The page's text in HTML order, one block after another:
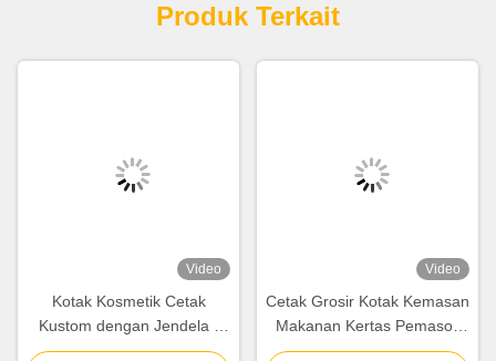
Produk Terkait
Video
Kotak Kosmetik Cetak
Kustom dengan Jendela |
Kemasan Kertas Mewah
Video
Cetak Grosir Kotak Kemasan
Makanan Kertas Pemasok
Kotak Makanan Karton